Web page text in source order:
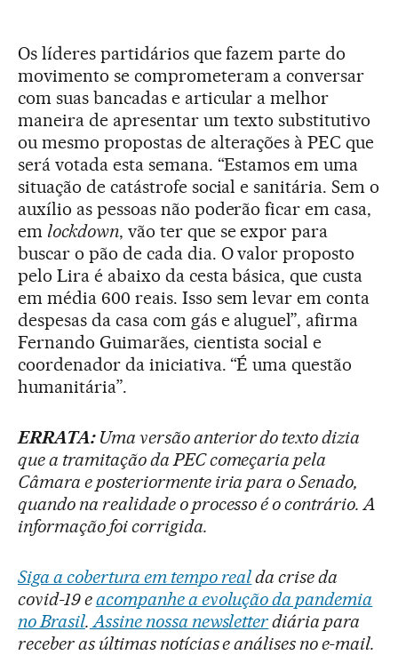
Os líderes partidários que fazem parte do
movimento se comprometeram a conversar
com suas bancadas e articular a melhor
maneira de apresentar um texto substitutivo
ou mesmo propostas de alterações à PEC que
será votada esta semana. “Estamos em uma
situação de catástrofe social e sanitária. Sem o
auxílio as pessoas não poderão ficar em casa,
em lockdown, vão ter que se expor para
buscar o pão de cada dia. O valor proposto
pelo Lira é abaixo da cesta básica, que custa
em média 600 reais. Isso sem levar em conta
despesas da casa com gás e aluguel”, afirma
Fernando Guimarães, cientista social e
coordenador da iniciativa. “É uma questão
humanitária”.
ERRATA: Uma versão anterior do texto dizia
que a tramitação da PEC começaria pela
Câmara e posteriormente iria para o Senado,
quando na realidade o processo é o contrário. A
informação foi corrigida.
Siga a cobertura em tempo realda crise da
covid-19 eacompanhe a evolução da pandemia
no Brasil. Assine nossa newsletterdiária para
receber as últimas notícias e análises no e-mail.